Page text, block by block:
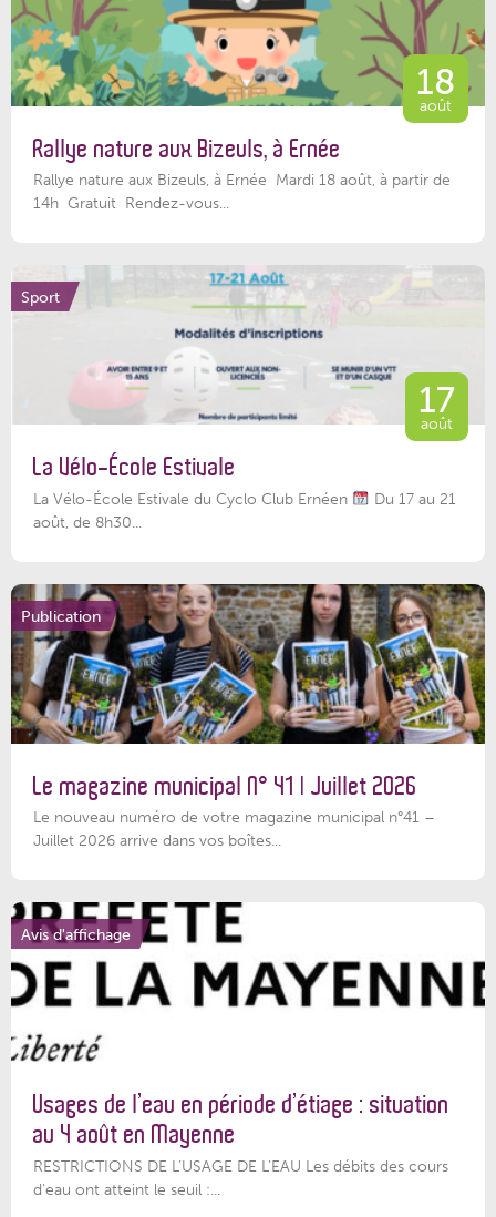
18
août
Rallye nature aux Bizeuls, à Ernée
Rallye nature aux Bizeuls, à Ernée Mardi 18 août, à partir de
14h Gratuit Rendez-vous...
Sport
17
août
La Vélo-École Estivale
La Vélo-École Estivale du Cyclo Club Ernéen
Du 17 au 21
août, de 8h30...
Publication
Le magazine municipal N° 41 | Juillet 2026
Le nouveau numéro de votre magazine municipal n°41 –
Juillet 2026 arrive dans vos boîtes...
Avis d'affichage
Usages de l’eau en période d’étiage : situation
au 4 août en Mayenne
RESTRICTIONS DE L’USAGE DE L’EAU Les débits des cours
d'eau ont atteint le seuil :...